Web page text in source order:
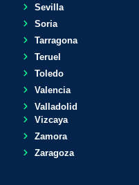
Sevilla
Soria
Tarragona
Teruel
Toledo
Valencia
Valladolid
Vizcaya
Zamora
Zaragoza